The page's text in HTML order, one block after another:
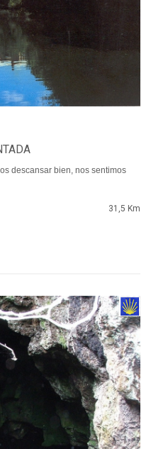
descansar bien, nos sentimos
31,5 Km